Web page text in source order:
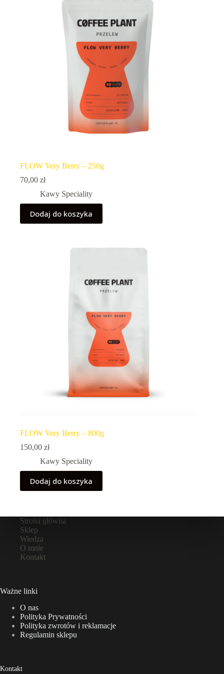
FLOW Very Berry – 250g
70,00 zł
Kawy Speciality
Dodaj do koszyka
FLOW Very Berry – 800g
150,00 zł
Kawy Speciality
Dodaj do koszyka
Strona główna
Sklep
Wiedza
O mnie
Kontakt
Ważne linki
O nas
Polityka Prywatności
Polityka zwrotów i reklamacje
Regulamin sklepu
Kontakt